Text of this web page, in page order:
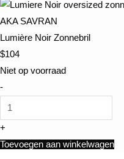
Lumière Noir Zonnebril
$104
Niet op voorraad
-
+
Toevoegen aan winkelwagen